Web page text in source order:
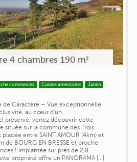
4 chambres 190 m²
commerces Cuisine américaine
Jardin
de Caractère – Vue exceptionnelle
au cœur d'un
préservé, venez découvrir cette
située sur la commune des Trois
entre SAINT AMOUR (4km) et
de BOURG EN BRESSE et proche
! Implantée sur près de 2,8
propriété offre un PANORAMA [...]